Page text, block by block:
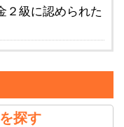
２級に認められた
探す